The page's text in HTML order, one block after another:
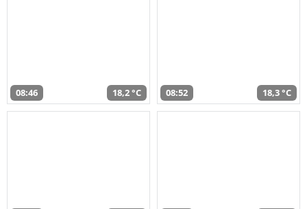
08:46 18,2 °C 08:52 18,3 °C